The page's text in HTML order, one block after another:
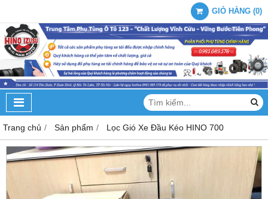
GIỎ HÀNG (0)
Trang chủ Sản phẩm Lọc Gió Xe Đầu Kéo HINO 700